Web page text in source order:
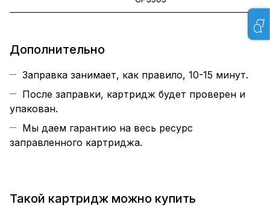
Дополнительно
Заправка занимает, как правило, 10-15 минут.
После заправки, картридж будет проверен и
упакован.
Мы даем гарантию на весь ресурс
заправленного картриджа.
Такой картридж можно купить